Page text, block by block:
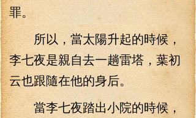
罪。
所以，當太陽升起的時候，
李七夜是親自去一趟雷塔，葉初
云也跟隨在他的身后。
當李七夜踏出小院的時候，